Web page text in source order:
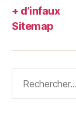
+ d’infaux
Sitemap